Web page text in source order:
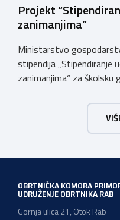
Projekt
zanimanjima”
Ministarstvo
stipendija „Stipendiranje
zanimanjima“ za
2025./2026. obrazuju
trogodišnjem trajanju za
zanimanja, sukladno
OBRTNIČKA KOMORA
UDRUŽENJE OBRTNIKA RAB
Gornja ulica 21, Otok Rab